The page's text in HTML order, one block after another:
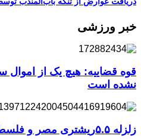
خبر ورزشی
قوه قضاییه: هیچ یک از اموال
نشده است
زلزله ۵.۵ریشتری مصر و فلسطین را لرزاند